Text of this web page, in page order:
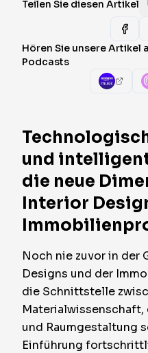
Teilen Sie diesen Artikel
Hören Sie unsere Artikel
Podcasts
und
die neue
Interior
Noch nie zuvor in der
Designs und der
die Schnittstelle
und Raumgestaltung
Einführung